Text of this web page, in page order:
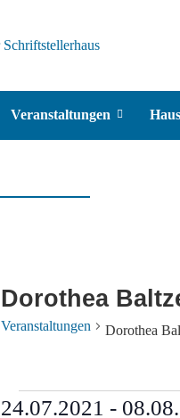
Veranstaltungen
Dorothea
Veranstaltungen Dorothea
24.07.2021 -